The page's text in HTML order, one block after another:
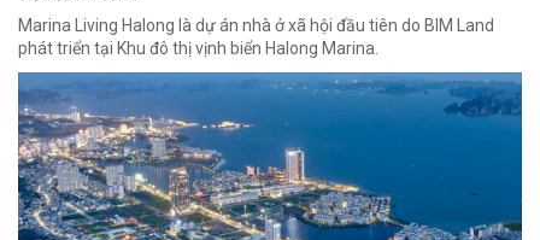
Marina Living Halong là dự án nhà ở xã hội đầu tiên do BIM Land
phát triển tại Khu đô thị vịnh biển Halong Marina.